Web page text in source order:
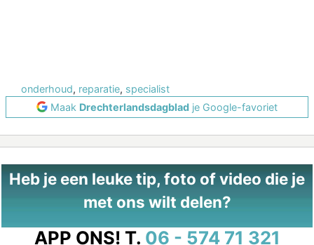
onderhoud, reparatie, specialist
Maak Drechterlandsdagblad je Google-favoriet
Heb je een leuke tip, foto of video die je
met ons wilt delen?
APP ONS! T. 06 - 574 71 321